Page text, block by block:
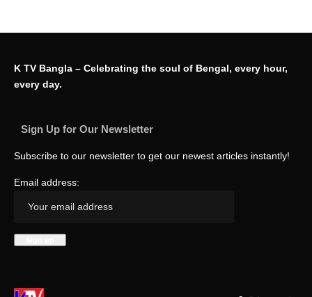
K TV Bangla – Celebrating the soul of Bengal, every hour,
every day.
Sign Up for Our Newsletter
Subscribe to our newsletter to get our newest articles instantly!
Email address: